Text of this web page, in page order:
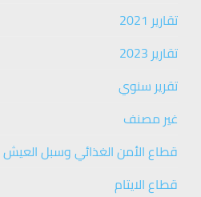
تقارير 2021
تقارير 2023
تقرير سنوي
غير مصنف
قطاع الأمن الغذائي وسبل العيش
قطاع الايتام